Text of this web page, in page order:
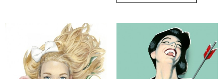
Este
múltiples